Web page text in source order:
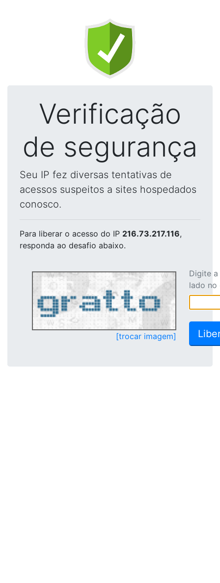
Verificação
de segurança
Seu IP fez diversas tentativas de
acessos suspeitos a sites hospedados
conosco.
Para liberar o acesso do IP 216.73.217.116,
responda ao desafio abaixo.
[trocar imagem]
Digite
lado no